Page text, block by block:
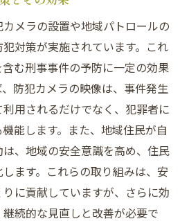
メラの設置や地域パトロールの
対策が実施されています。これ
む刑事事件の予防に一定の効果
防犯カメラの映像は、事件発生
用されるだけでなく、犯罪者に
能します。また、地域住民が自
、地域の安全意識を高め、住民
ます。これらの取り組みは、安
に貢献していますが、さらに効
続的な見直しと改善が必要で